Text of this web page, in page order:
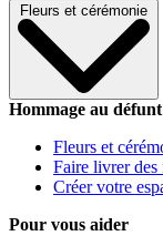
Fleurs et cérémonie
Hommage au défunt
Fleurs et
Faire livrer des
Créer votre
Pour vous aider